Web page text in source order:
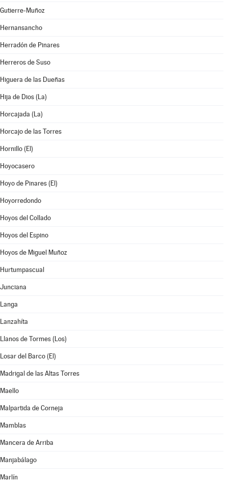
Gutierre-Muñoz
Hernansancho
Herradón de Pinares
Herreros de Suso
Higuera de las Dueñas
Hija de Dios (La)
Horcajada (La)
Horcajo de las Torres
Hornillo (El)
Hoyocasero
Hoyo de Pinares (El)
Hoyorredondo
Hoyos del Collado
Hoyos del Espino
Hoyos de Miguel Muñoz
Hurtumpascual
Junciana
Langa
Lanzahíta
Llanos de Tormes (Los)
Losar del Barco (El)
Madrigal de las Altas Torres
Maello
Malpartida de Corneja
Mamblas
Mancera de Arriba
Manjabálago
Marlín